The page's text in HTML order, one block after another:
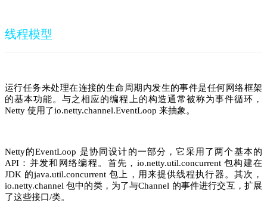
线程模型
运行任务来处理在连接的生命周期内发生的事件是任何网络框架
的基本功能。与之相应的编程上的构造通常被称为事件循环，
Netty 使用了io.netty.channel.EventLoop 来抽象。
Netty的EventLoop 是协同设计的一部分，它采用了两个基本的
API ：并发和网络编程。首先， io.netty.util.concurrent 包构建在
JDK 的java.util.concurrent包上，用来提供线程执行器。其次，
io.netty.channel包中的类，为了与Channel 的事件进行交互，扩展
了这些接口/类。